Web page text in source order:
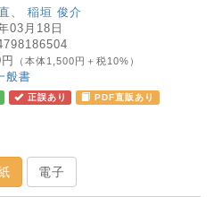
稲垣 俊介
03月18日
（本体1,500円＋税10%）
般書
正誤あり PDF直販あり
電子